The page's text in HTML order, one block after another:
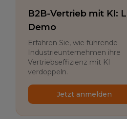
B2B-Vertrieb mit KI:
Demo
Erfahren Sie, wie führende
Industrieunternehmen ihre
Vertriebseffizienz mit KI
verdoppeln.
Jetzt anmelden